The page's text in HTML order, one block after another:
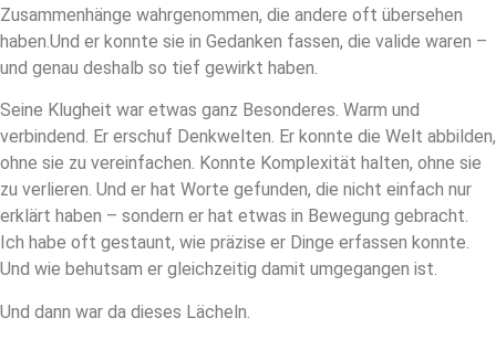
Zusammenhänge wahrgenommen, die andere oft übersehen
haben.Und er konnte sie in Gedanken fassen, die valide waren –
und genau deshalb so tief gewirkt haben.
Seine Klugheit war etwas ganz Besonderes. Warm und
verbindend. Er erschuf Denkwelten. Er konnte die Welt abbilden,
ohne sie zu vereinfachen. Konnte Komplexität halten, ohne sie
zu verlieren. Und er hat Worte gefunden, die nicht einfach nur
erklärt haben – sondern er hat etwas in Bewegung gebracht.
Ich habe oft gestaunt, wie präzise er Dinge erfassen konnte.
Und wie behutsam er gleichzeitig damit umgegangen ist.
Und dann war da dieses Lächeln.